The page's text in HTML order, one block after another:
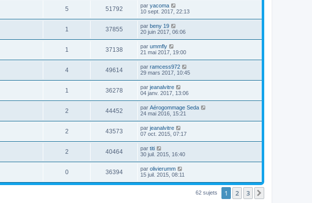
5 51792 par yacoma
10 sept. 2017, 22:13
1 37855 par beny 19
20 juin 2017, 06:06
1 37138 par ummfly
21 mai 2017, 19:00
4 49614 par ramcess972
29 mars 2017, 10:45
1 36278 par jeanalvitre
04 janv. 2017, 13:06
2 44452 par Aérogommage Seda
24 mai 2016, 15:21
2 43573 par jeanalvitre
07 oct. 2015, 07:17
2 40464 par titi
30 juil. 2015, 16:40
0 36394 par olivierumm
15 juil. 2015, 08:11
62 sujets 1 2 3